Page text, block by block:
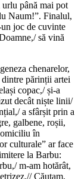
urlu până mai pot
Naum!”. Finalul,
un joc de cuvinte
să vină
chenarelor,
dintre părinții artei
copac,/ și-a
decât niște linii/
a sfârșit prin a
galbene, roșii,
în
culturale” ar face
la Barbu:
m-am hotărât,
Căutam,